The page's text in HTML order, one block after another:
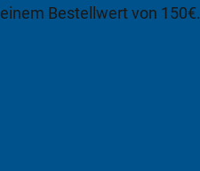
Bestellwert von 150€.